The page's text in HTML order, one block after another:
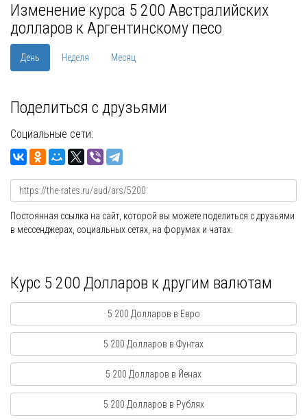
Изменение курса 5 200 Австралийских
долларов к Аргентинскому песо
День Неделя Месяц
Поделиться с друзьями
Социальные сети:
Постоянная ссылка на сайт, которой вы можете поделиться с друзьями
в мессенджерах, социальных сетях, на форумах и чатах.
Курс 5 200 Долларов к другим валютам
5 200 Долларов в Евро
5 200 Долларов в Фунтах
5 200 Долларов в Йенах
5 200 Долларов в Рублях